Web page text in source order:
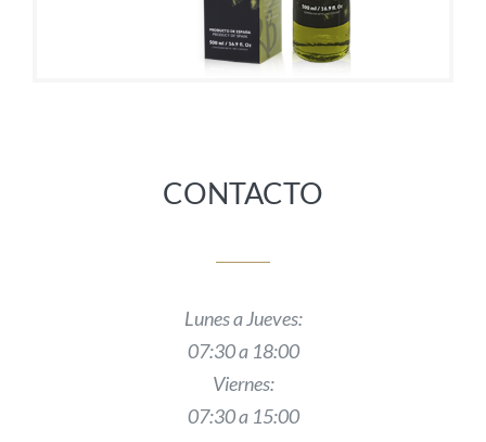
CONTACTO
Lunes a Jueves:
07:30 a 18:00
Viernes:
07:30 a 15:00